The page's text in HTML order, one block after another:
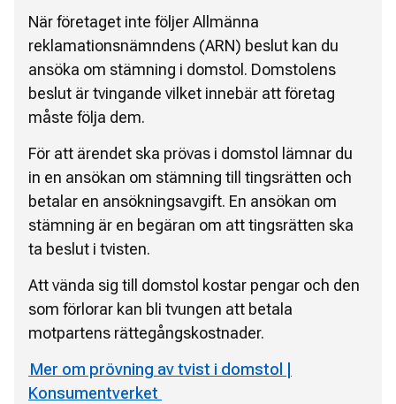
När företaget inte följer Allmänna
reklamationsnämndens (ARN) beslut kan du
ansöka om stämning i domstol. Domstolens
beslut är tvingande vilket innebär att företag
måste följa dem.
För att ärendet ska prövas i domstol lämnar du
in en ansökan om stämning till tingsrätten och
betalar en ansökningsavgift. En ansökan om
stämning är en begäran om att tingsrätten ska
ta beslut i tvisten.
Att vända sig till domstol kostar pengar och den
som förlorar kan bli tvungen att betala
motpartens rättegångskostnader.
Mer om prövning av tvist i domstol |
Konsumentverket